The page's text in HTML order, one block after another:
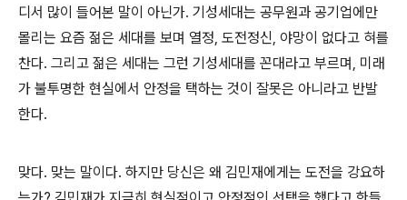
디서 많이 들어본 말이 아닌가. 기성세대는 공무원과 공기업에만
몰리는 요즘 젊은 세대를 보며 열정, 도전정신, 야망이 없다고 혀를
찬다. 그리고 젊은 세대는 그런 기성세대를 꼰대라고 부르며, 미래
가 불투명한 현실에서 안정을 택하는 것이 잘못은 아니라고 반발
한다.
맞다. 맞는 말이다. 하지만 당신은 왜 김민재에게는 도전을 강요하